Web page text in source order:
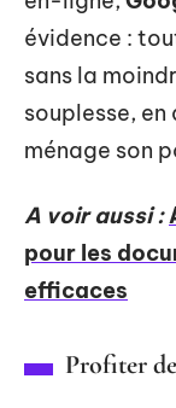
évidence :
sans la
souplesse,
ménage son
A voir aussi :
pour les
efficaces
Profiter